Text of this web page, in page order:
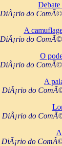
Debate
DiÃ¡rio do
A
DiÃ¡rio do
O
DiÃ¡rio do
A
DiÃ¡rio do
DiÃ¡rio do
DiÃ¡rio do